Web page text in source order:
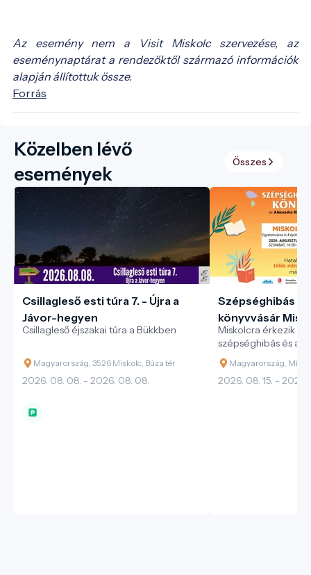
Az esemény nem a Visit Miskolc szervezése, az
eseménynaptárat a rendezőktől származó információk
alapján állítottuk össze.
Forrás
Közelben lévő
események
Összes
Csillagleső esti túra 7. - Újra a
Jávor-hegyen
Csillagleső éjszakai túra a Bükkben
Magyarország, 3526 Miskolc, Búza tér
2026. 08. 08. - 2026. 08. 08.
Szépséghibás
könyvvásár
Alexandra
Miskolcra érkezik
szépséghibás és
könyvvásársorozata!
Magyarország,
2026. 08. 15. - 2026.